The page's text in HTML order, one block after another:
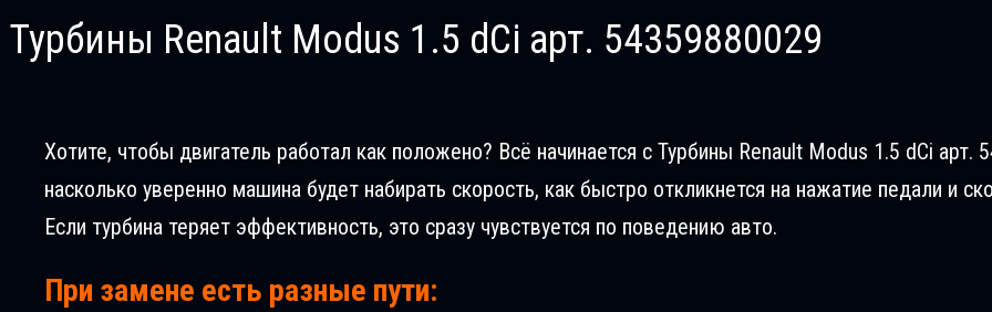
Турбины Renault Modus 1.5 dCi арт. 54359880029
Хотите, чтобы двигатель работал как положено? Всё начинается с Турбины Renault Modus 1.5 dCi арт.
насколько уверенно машина будет набирать скорость, как быстро откликнется на нажатие педали и
Если турбина теряет эффективность, это сразу чувствуется по поведению авто.
При замене есть разные пути: